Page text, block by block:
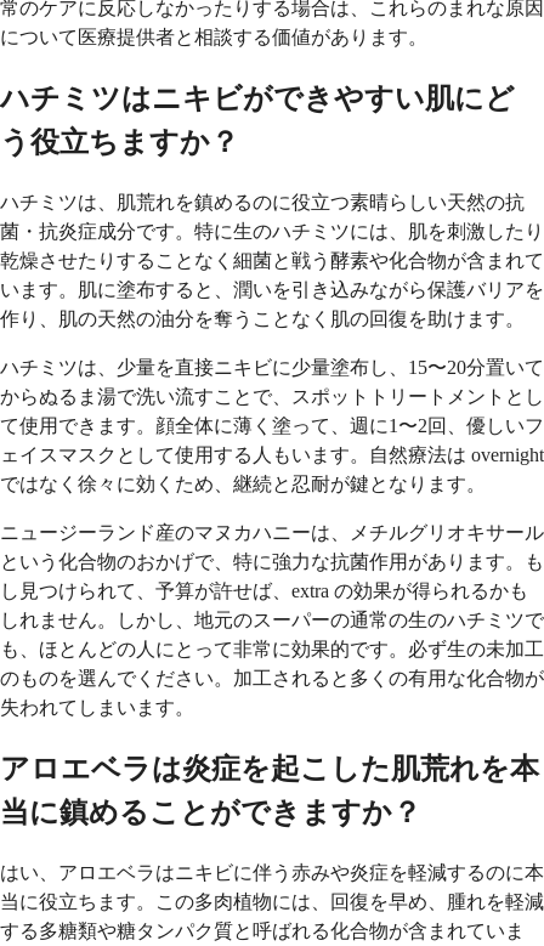
常のケアに反応しなかったりする場合は、これらのまれな原因
について医療提供者と相談する価値があります。
ハチミツはニキビができやすい肌にど
う役立ちますか？
ハチミツは、肌荒れを鎮めるのに役立つ素晴らしい天然の抗
菌・抗炎症成分です。特に生のハチミツには、肌を刺激したり
乾燥させたりすることなく細菌と戦う酵素や化合物が含まれて
います。肌に塗布すると、潤いを引き込みながら保護バリアを
作り、肌の天然の油分を奪うことなく肌の回復を助けます。
ハチミツは、少量を直接ニキビに少量塗布し、15〜20分置いて
からぬるま湯で洗い流すことで、スポットトリートメントとし
て使用できます。顔全体に薄く塗って、週に1〜2回、優しいフ
ェイスマスクとして使用する人もいます。自然療法は overnight
ではなく徐々に効くため、継続と忍耐が鍵となります。
ニュージーランド産のマヌカハニーは、メチルグリオキサール
という化合物のおかげで、特に強力な抗菌作用があります。も
し見つけられて、予算が許せば、extra の効果が得られるかも
しれません。しかし、地元のスーパーの通常の生のハチミツで
も、ほとんどの人にとって非常に効果的です。必ず生の未加工
のものを選んでください。加工されると多くの有用な化合物が
失われてしまいます。
アロエベラは炎症を起こした肌荒れを本
当に鎮めることができますか？
はい、アロエベラはニキビに伴う赤みや炎症を軽減するのに本
当に役立ちます。この多肉植物には、回復を早め、腫れを軽減
する多糖類や糖タンパク質と呼ばれる化合物が含まれていま